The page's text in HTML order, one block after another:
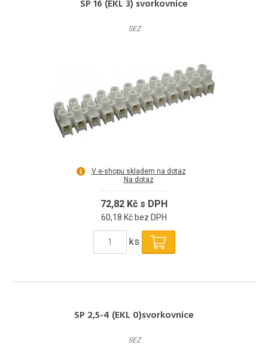
SP 16 (EKL 3) svorkovnice
SEZ
V e-shopu skladem na dotaz
Na dotaz
72,82 Kč s DPH
60,18 Kč bez DPH
ks
SP 2,5-4 (EKL 0)svorkovnice
SEZ